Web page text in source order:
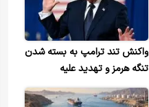
واکنش تند ترامپ به بسته شدن
تنگه هرمز و تهدید علیه
ایران+ویدیو